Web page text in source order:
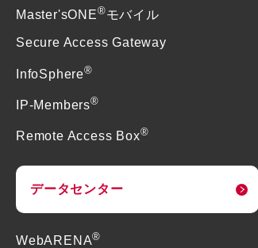
Master'sONE®モバイル
Secure Access Gateway
InfoSphere®
IP-Members®
Remote Access Box®
データセンター
WebARENA®